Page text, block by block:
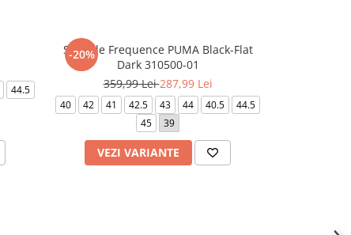
44.5
-20%
Softride Frequence PUMA Black-Flat
Dark 310500-01
359,99 Lei287,99 Lei
40 42 41 42.5 43 44 40.5
44.5
45
39
VEZI VARIANTE